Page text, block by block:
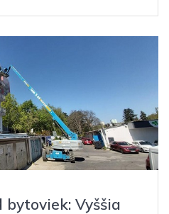
bytoviek: Vyššia